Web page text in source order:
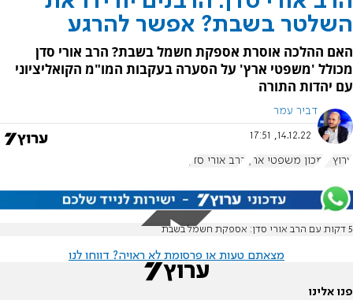
השלטר בשבת? אפשר להרגע
האם ההלכה אוסרת אספקת חשמל בשבת? הרב אורי סדן
מכולל 'משפטי ארץ' על הסערה בעקבות המו"מ הקואליציוני
עם יהדות התורה
דביר עמר
14.12.22, 17:51
ערוץ 7 מכון משפטי ארץ הרב אורי סדן
5 דקות עם הרב אורי סדן: אספקת חשמל בשבת
מצאתם טעות או פרסומת לא ראויה? דווחו לנו
פנו אלינו